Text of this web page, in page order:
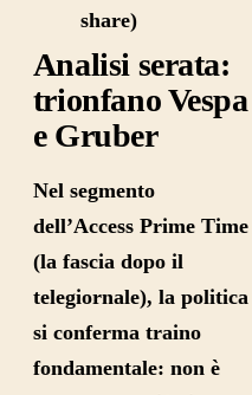
share)
Analisi serata:
trionfano Vespa
e Gruber
Nel segmento
dell’Access Prime Time
(la fascia dopo il
telegiornale), la politica
si conferma traino
fondamentale: non è